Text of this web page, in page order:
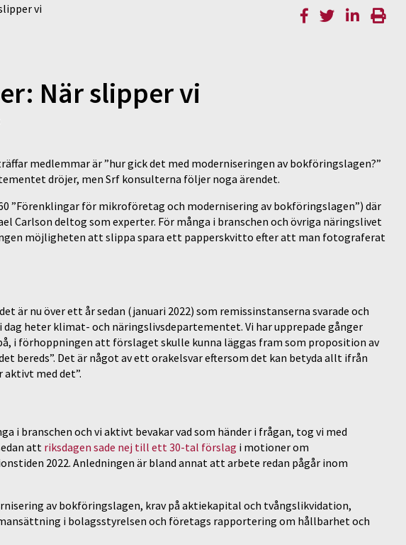
vi
När slipper vi
medlemmar är ”hur gick det med moderniseringen av bokföringslagen?”
dröjer, men Srf konsulterna följer noga ärendet.
”Förenklingar för mikroföretag och modernisering av bokföringslagen”) där
Carlson deltog som experter. För många i branschen och övriga näringslivet
möjligheten att slippa spara ett papperskvitto efter att man fotograferat
är nu över ett år sedan (januari 2022) som remissinstanserna svarade och
dag heter klimat- och näringslivsdepartementet. Vi har upprepade gånger
i förhoppningen att förslaget skulle kunna läggas fram som proposition av
bereds”. Det är något av ett orakelsvar eftersom det kan betyda allt ifrån
med det”.
i branschen och vi aktivt bevakar vad som händer i frågan, tog vi med
att riksdagen sade nej till ett 30-tal förslag i motioner om
2022. Anledningen är bland annat att arbete redan pågår inom
av bokföringslagen, krav på aktiekapital och tvångslikvidation,
i bolagsstyrelsen och företags rapportering om hållbarhet och